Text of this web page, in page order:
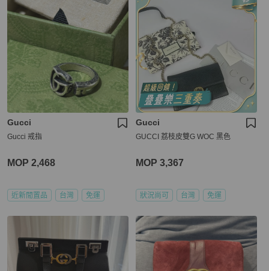
Gucci
Gucci 戒指
MOP 2,468
近新閒置品 台灣 免運
Gucci
GUCCI 荔枝皮雙G WOC 黑色
MOP 3,367
狀況尚可 台灣 免運